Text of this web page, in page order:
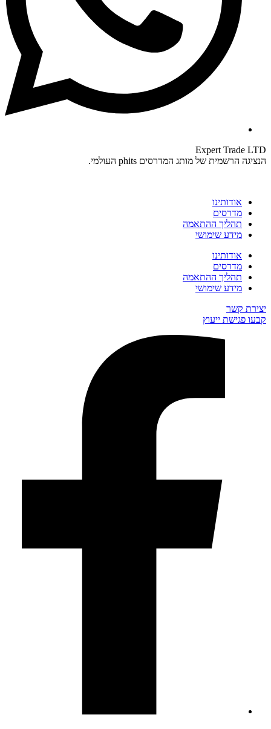
Expert Trade LTD
הנציגה הרשמית של מותג המדרסים phits העולמי.
אודותינו
מדרסים
תהליך ההתאמה
מידע שימושי
אודותינו
מדרסים
תהליך ההתאמה
מידע שימושי
יצירת קשר
קבעו פגישת ייעוץ